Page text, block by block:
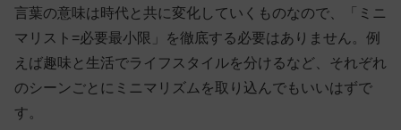
言葉の意味は時代と共に変化していくものなので、「ミニ
マリスト=必要最小限」を徹底する必要はありません。例
えば趣味と生活でライフスタイルを分けるなど、それぞれ
のシーンごとにミニマリズムを取り込んでもいいはずで
す。